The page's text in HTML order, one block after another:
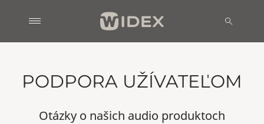
PODPORA UŽÍVATEĽOM
Otázky o našich audio produktoch